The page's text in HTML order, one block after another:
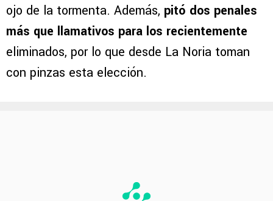
ojo de la tormenta. Además, pitó dos penales
más que llamativos para los recientemente
eliminados, por lo que desde La Noria toman
con pinzas esta elección.